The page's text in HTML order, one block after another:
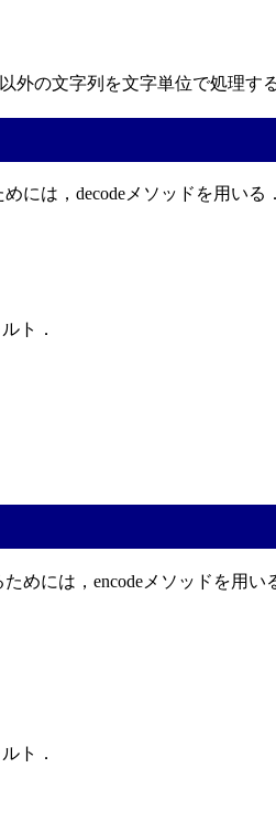
の文字列を文字単位で処理す
には，decodeメソッドを用いる．
ト．
めには，encodeメソッドを用い
ト．